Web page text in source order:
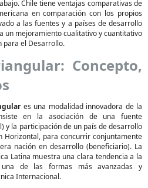
Chile tiene ventajas comparativas de
en comparación con los propios
a las fuentes y a países de desarrollo
un mejoramiento cualitativo y cuantitativo
para el Desarrollo.
Concepto,
es una modalidad innovadora de la
en la asociación de una fuente
y la participación de un país de desarrollo
Horizontal, para concurrir conjuntamente
nación en desarrollo (beneficiario). La
Latina muestra una clara tendencia a la
una de las formas más avanzadas y
Internacional.